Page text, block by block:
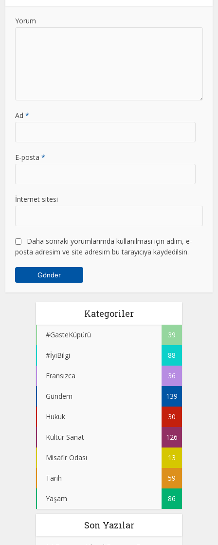
Yorum
Ad*
E-posta*
İnternet sitesi
Daha sonraki yorumlarımda kullanılması için adım, e-
posta adresim ve site adresim bu tarayıcıya kaydedilsin.
Kategoriler
#GasteKüpürü 39
#İyiBilgi 88
Fransızca 36
Gündem 139
Hukuk 30
Kültür Sanat 126
Misafir Odası 13
Tarih 59
Yaşam 86
Son Yazılar